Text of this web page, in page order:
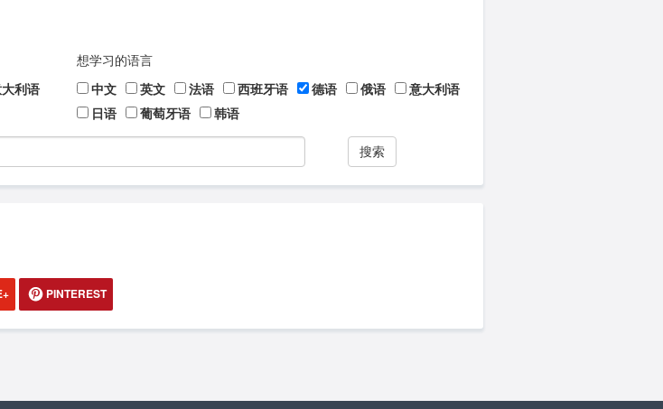
利语
想学习的语言
中文
英文 法语 西班牙语 德语 俄语
意大利语
日语
葡萄牙语 韩语
搜索
PINTEREST